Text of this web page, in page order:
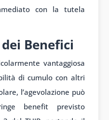
con la tutela
Benefici
vantaggiosa
di cumulo con altri
l’agevolazione può
benefit previsto